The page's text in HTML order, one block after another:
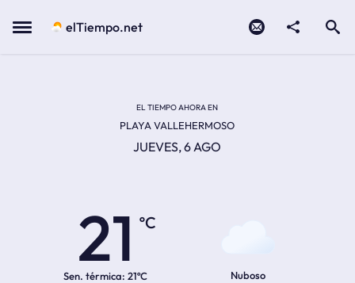
Menu elTiempo.net
EL TIEMPO AHORA EN
PLAYA VALLEHERMOSO
JUEVES, 6 AGO
21
ºC
Sen. térmica: 21ºC Nuboso